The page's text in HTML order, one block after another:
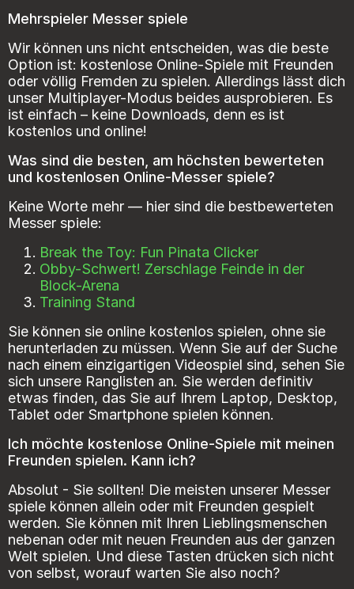
Mehrspieler Messer spiele
Wir können uns nicht entscheiden, was die beste
Option ist: kostenlose Online-Spiele mit Freunden
oder völlig Fremden zu spielen. Allerdings lässt dich
unser Multiplayer-Modus beides ausprobieren. Es
ist einfach – keine Downloads, denn es ist
kostenlos und online!
Was sind die besten, am höchsten bewerteten
und kostenlosen Online-Messer spiele?
Keine Worte mehr — hier sind die bestbewerteten
Messer spiele:
Break the Toy: Fun Pinata Clicker
Obby-Schwert! Zerschlage Feinde in der
Block-Arena
Training Stand
Sie können sie online kostenlos spielen, ohne sie
herunterladen zu müssen. Wenn Sie auf der Suche
nach einem einzigartigen Videospiel sind, sehen Sie
sich unsere Ranglisten an. Sie werden definitiv
etwas finden, das Sie auf Ihrem Laptop, Desktop,
Tablet oder Smartphone spielen können.
Ich möchte kostenlose Online-Spiele mit meinen
Freunden spielen. Kann ich?
Absolut - Sie sollten! Die meisten unserer Messer
spiele können allein oder mit Freunden gespielt
werden. Sie können mit Ihren Lieblingsmenschen
nebenan oder mit neuen Freunden aus der ganzen
Welt spielen. Und diese Tasten drücken sich nicht
von selbst, worauf warten Sie also noch?